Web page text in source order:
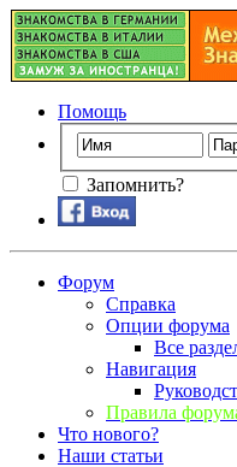
Помощь
Запомнить?
Форум
Справка
Опции форума
Все
Навигация
Правила
Что нового?
Наши статьи